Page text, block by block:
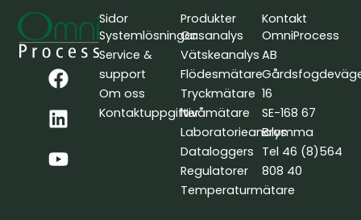
F
a
c
e
b
o
L
i
n
k
e
d
Y
o
u
t
u
b
Sidor
Systemlösningar
Service &
support
Om oss
Kontaktuppgifter
Produkter
Gasanalys
Vätskeanalys
Flödesmätare
Tryckmätare
Nivåmätare
Laboratorieanalys
Dataloggers
Regulatorer
Temperaturmätare
Kontakt
OmniProcess
AB
16
SE-168 67
Bromma
Tel 46 (8)564
808 40